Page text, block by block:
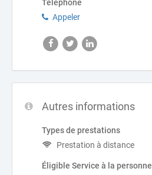
Téléphone
Appeler
Autres informations
Types de prestations
Prestation à distance
Éligible Service à la personne